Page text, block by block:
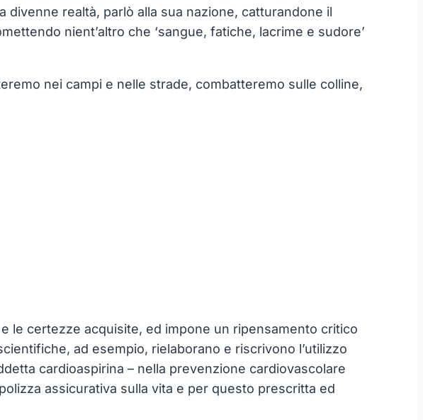
realtà, parlò alla sua nazione, catturandone il
nient’altro che ‘sangue, fatiche, lacrime e sudore’
nei campi e nelle strade, combatteremo sulle colline,
le certezze acquisite, ed impone un ripensamento critico
ad esempio, rielaborano e riscrivono l’utilizzo
cardioaspirina – nella prevenzione cardiovascolare
assicurativa sulla vita e per questo prescritta ed